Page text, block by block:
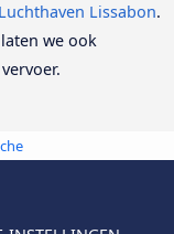
Luchthaven Lissabon.
we ook